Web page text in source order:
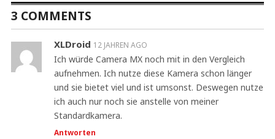
3 COMMENTS
XLDroid 12 JAHREN AGO
Ich würde Camera MX noch mit in den Vergleich
aufnehmen. Ich nutze diese Kamera schon länger
und sie bietet viel und ist umsonst. Deswegen nutze
ich auch nur noch sie anstelle von meiner
Standardkamera.
Antworten